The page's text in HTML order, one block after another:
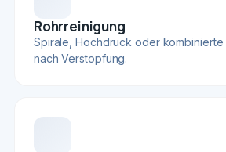
Rohrreinigung
Spirale, Hochdruck oder
nach Verstopfung.